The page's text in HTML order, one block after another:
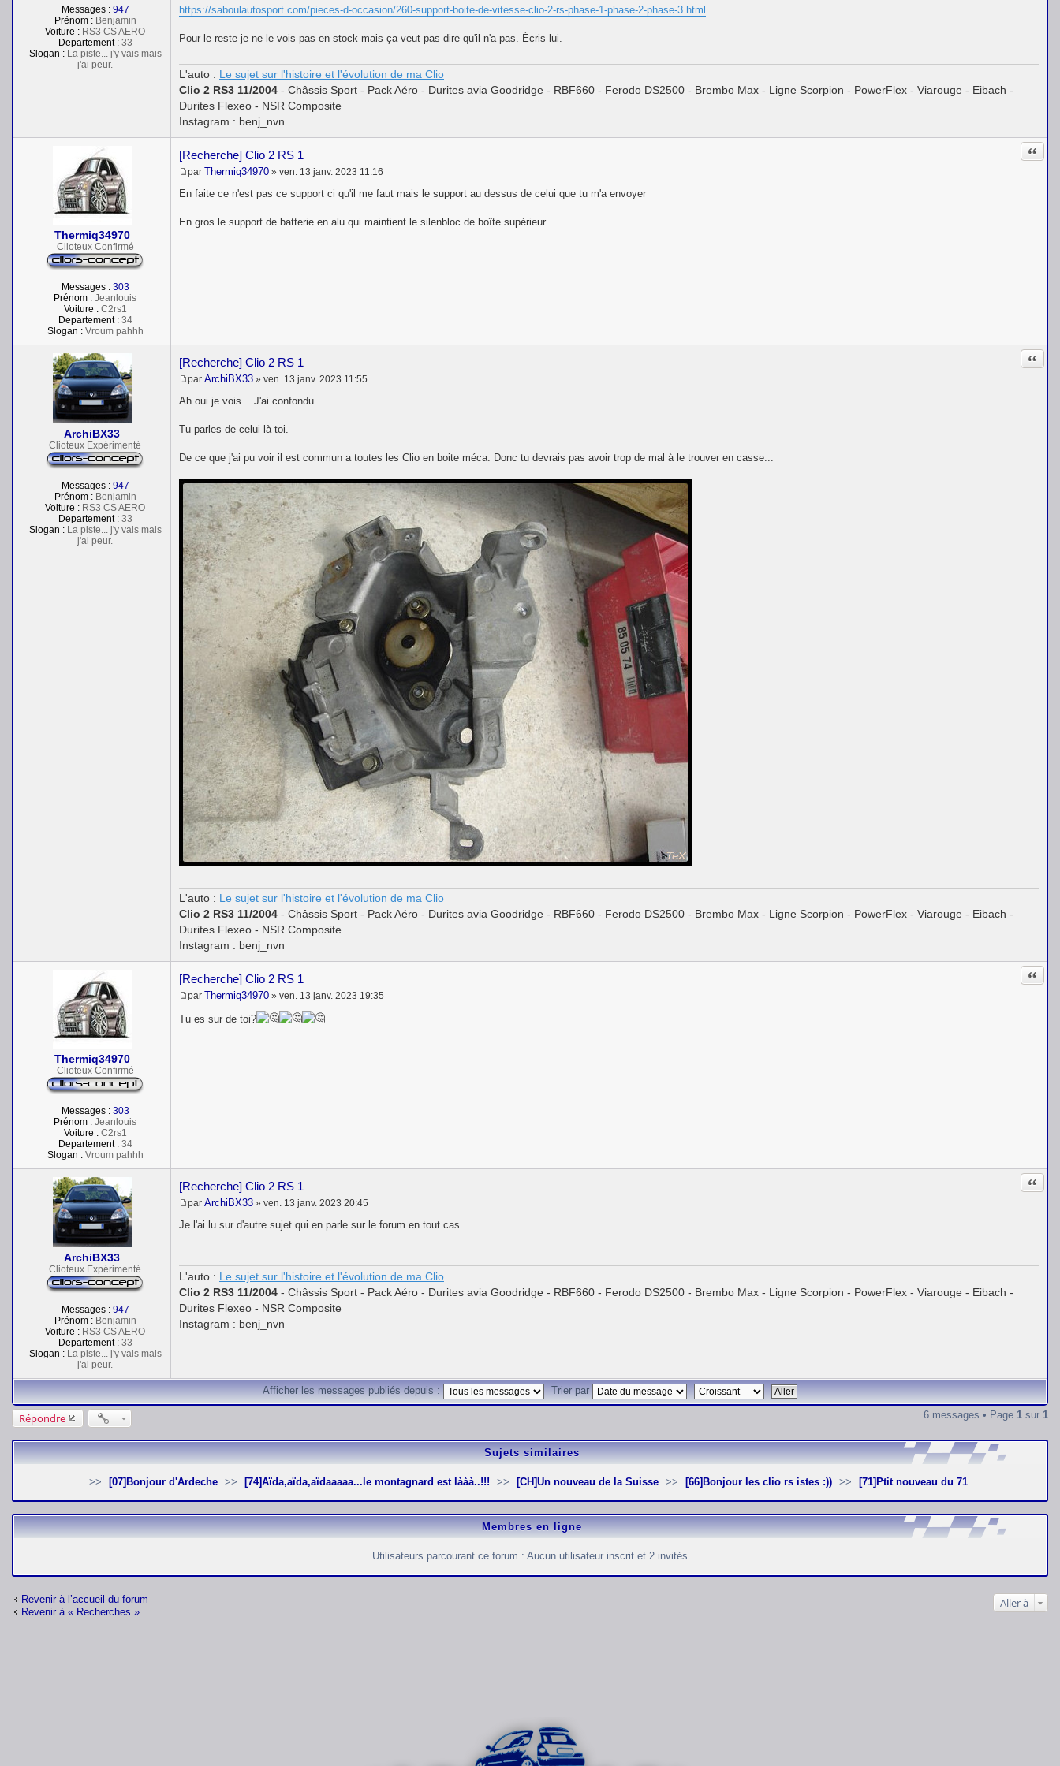
Messages : 947
Prénom :Benjamin
Voiture : RS3 CS AERO
Departement :33
Slogan :La piste... j'y vais mais
j'ai peur.
https://saboulautosport.com/pieces-d-occasion/260-support-boite-de-vitesse-clio-2-rs-phase-1-phase-2-phase-3.html
Pour le reste je ne le vois pas en stock mais ça veut pas dire qu'il n'a pas. Écris lui.
L'auto : Le sujet sur l'histoire et l'évolution de ma Clio
Clio 2 RS3 11/2004 - Châssis Sport - Pack Aéro - Durites avia Goodridge - RBF660 - Ferodo DS2500 - Brembo Max - Ligne Scorpion - PowerFlex - Viarouge - Eibach -
Durites Flexeo - NSR Composite
Instagram : benj_nvn
Thermiq34970
Clioteux Confirmé
Messages : 303
Prénom : Jeanlouis
Voiture :C2rs1
Departement :34
Slogan :Vroum pahhh
[Recherche] Clio 2 RS 1
M
e
a
par Thermiq34970 » ven. 13 janv. 2023 11:16
En faite ce n'est pas ce support ci qu'il me faut mais le support au dessus de celui que tu m'a envoyer
En gros le support de batterie en alu qui maintient le silenbloc de boîte supérieur
ArchiBX33
Clioteux Expérimenté
Messages : 947
Prénom :Benjamin
Voiture : RS3 CS AERO
Departement :33
Slogan :La piste... j'y vais mais
j'ai peur.
[Recherche] Clio 2 RS 1
M
e
a
e
par ArchiBX33 » ven. 13 janv. 2023 11:55
Ah oui je vois... J'ai confondu.
Tu parles de celui là toi.
De ce que j'ai pu voir il est commun a toutes les Clio en boite méca. Donc tu devrais pas avoir trop de mal à le trouver en casse...
L'auto : Le sujet sur l'histoire et l'évolution de ma Clio
Clio 2 RS3 11/2004 - Châssis Sport - Pack Aéro - Durites avia Goodridge - RBF660 - Ferodo DS2500 - Brembo Max - Ligne Scorpion - PowerFlex - Viarouge - Eibach -
Durites Flexeo - NSR Composite
Instagram : benj_nvn
Thermiq34970
Clioteux Confirmé
Messages : 303
Prénom : Jeanlouis
Voiture :C2rs1
Departement :34
Slogan :Vroum pahhh
[Recherche] Clio 2 RS 1
M
e
s
par Thermiq34970 » ven. 13 janv. 2023 19:35
Tu es sur de toi?
ArchiBX33
Clioteux Expérimenté
Messages : 947
Prénom :Benjamin
Voiture : RS3 CS AERO
Departement :33
Slogan :La piste... j'y vais mais
j'ai peur.
[Recherche] Clio 2 RS 1
M
e
g
e
par ArchiBX33 » ven. 13 janv. 2023 20:45
Je l'ai lu sur d'autre sujet qui en parle sur le forum en tout cas.
L'auto : Le sujet sur l'histoire et l'évolution de ma Clio
Clio 2 RS3 11/2004 - Châssis Sport - Pack Aéro - Durites avia Goodridge - RBF660 - Ferodo DS2500 - Brembo Max - Ligne Scorpion - PowerFlex - Viarouge - Eibach -
Durites Flexeo - NSR Composite
Instagram : benj_nvn
Afficher les messages publiés depuis : Trier par
Répondre 6 messages • Page 1 sur 1
Sujets similaires
[07]Bonjour d'Ardeche [74]Aïda,aïda,aïdaaaaa...le montagnard est lààà..!!! [CH]Un nouveau de la Suisse [66]Bonjour les clio rs istes :)) [71]Ptit nouveau du 71
Membres en ligne
Utilisateurs parcourant ce forum : Aucun utilisateur inscrit et 2 invités
Revenir à l’accueil du forum
Revenir à « Recherches »
Aller à